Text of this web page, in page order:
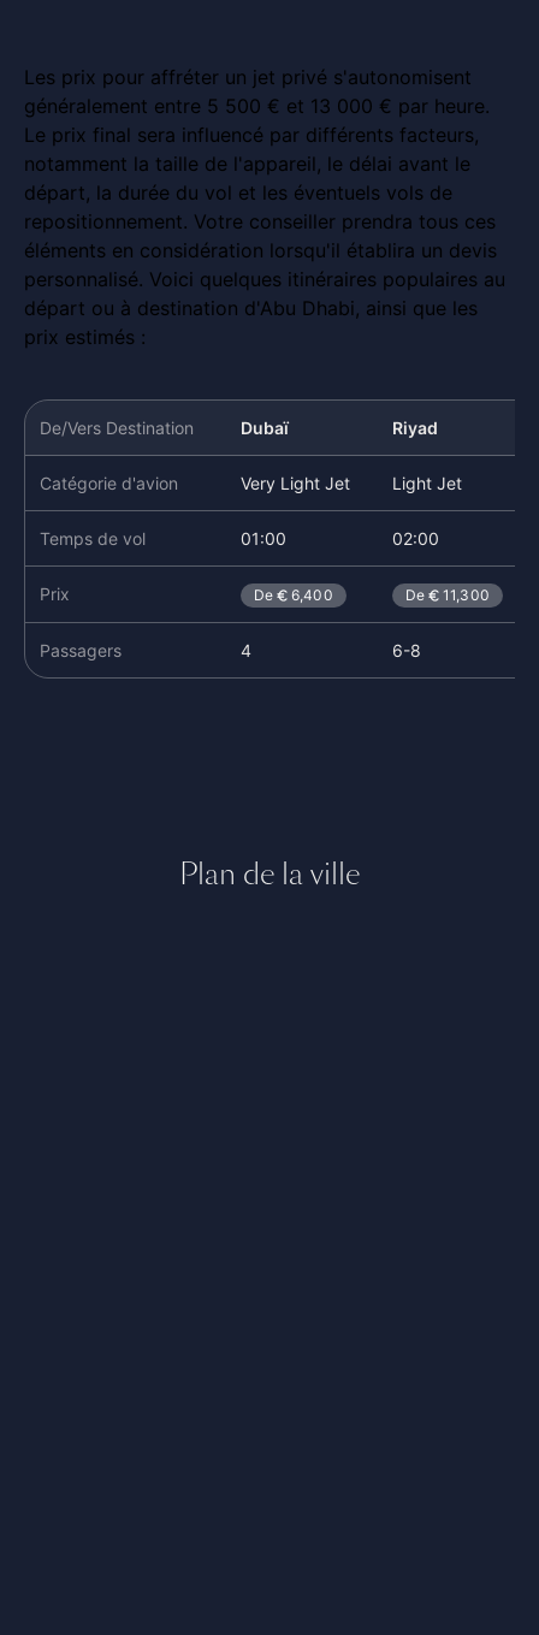
Les prix pour affréter un jet privé s'autonomisent
généralement entre 5 500 € et 13 000 € par heure.
Le prix final sera influencé par différents facteurs,
notamment la taille de l'appareil, le délai avant le
départ, la durée du vol et les éventuels vols de
repositionnement. Votre conseiller prendra tous ces
éléments en considération lorsqu'il établira un devis
personnalisé. Voici quelques itinéraires populaires au
départ ou à destination d'Abu Dhabi, ainsi que les
prix estimés :
De/Vers Destination Dubaï Riyad
Catégorie d'avion Very Light Jet Light Jet
Temps de vol 01:00 02:00
Prix De 6,400 De 11,300
Passagers 4 6-8
Plan de la ville